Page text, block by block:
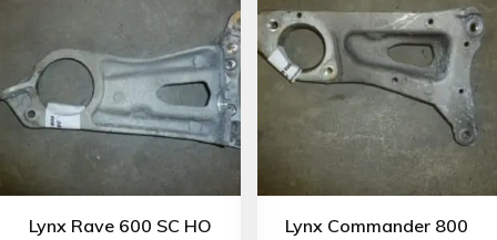
Lynx Rave 600 SC HO
Lynx Commander 800